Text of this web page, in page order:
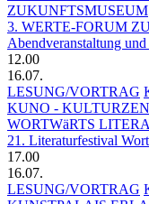
ZUKUNFTSMUSEUM
3. WERTE-FORUM
Abendveranstaltung
12.00
16.07.
LESUNG/VORTRAG
KUNO -
WORTWäRTS
21. Literaturfestival
17.00
16.07.
LESUNG/VORTRAG